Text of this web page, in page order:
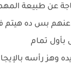
عن طبيعة
عنهم بس ده هيتم
بأول تمام
وهز رأسه